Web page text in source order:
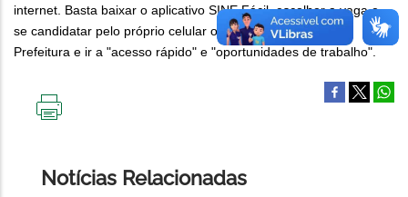
internet. Basta baixar o aplicativo SINE Fácil, escolher a vaga e
se candidatar pelo próprio celular ou entrar no portal da
Prefeitura e ir a "acesso rápido" e "oportunidades de trabalho".
Notícias Relacionadas